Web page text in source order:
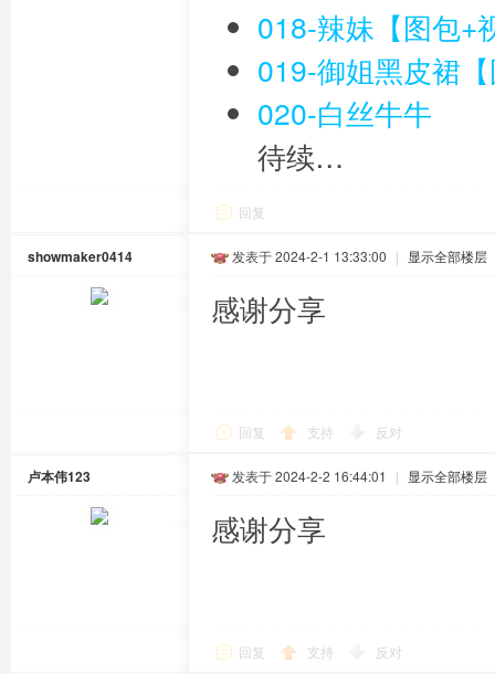
018-辣妹【图包+
019-御姐黑皮裙
020-白丝牛牛
待续…
回复
showmaker0414 发表于 2024-2-1 13:33:00 | 显示全部楼层
感谢分享
回复 支持 反对
卢本伟123 发表于 2024-2-2 16:44:01 | 显示全部楼层
感谢分享
回复 支持 反对